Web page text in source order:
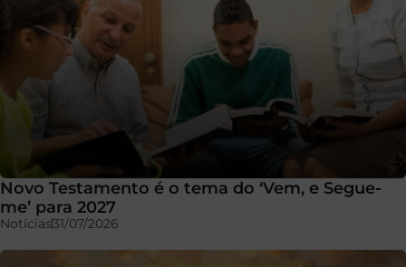
Novo Testamento é o tema do ‘Vem, e Segue-
me’ para 2027
Notícias31/07/2026